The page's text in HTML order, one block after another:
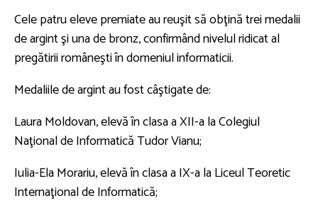
Cele patru eleve premiate au reuşit să obţină trei medalii
de argint şi una de bronz, confirmând nivelul ridicat al
pregătirii româneşti în domeniul informaticii.
Medaliile de argint au fost câştigate de:
Laura Moldovan, elevă în clasa a XII-a la Colegiul
Naţional de Informatică Tudor Vianu;
Iulia-Ela Morariu, elevă în clasa a IX-a la Liceul Teoretic
Internaţional de Informatică;